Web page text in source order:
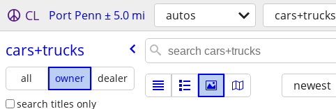
CL Port Penn ± 5.0 mi autos cars+trucks
cars+trucks
all owner
dealer
search titles only
newest